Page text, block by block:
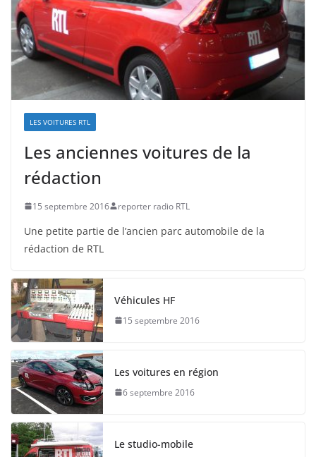
LES VOITURES RTL
Les anciennes voitures de la
rédaction
15 septembre 2016 reporter radio RTL
Une petite partie de l’ancien parc automobile de la
rédaction de RTL
Véhicules HF
15 septembre 2016
Les voitures en région
6 septembre 2016
Le studio-mobile